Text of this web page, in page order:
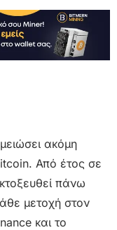
ακόμη
Από έτος σε
πάνω
μετοχή στον
και το